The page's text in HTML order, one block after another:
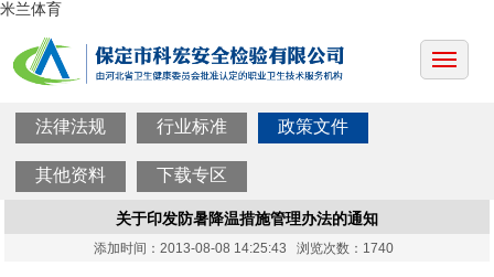
米兰体育
法律法规 行业标准 政策文件
其他资料 下载专区
关于印发防暑降温措施管理办法的通知
添加时间：2013-08-08 14:25:43 浏览次数：1740